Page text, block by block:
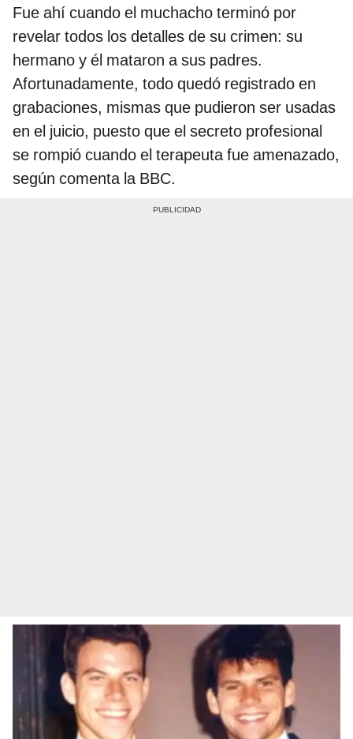
Fue ahí cuando el muchacho terminó por
revelar todos los detalles de su crimen: su
hermano y él mataron a sus padres.
Afortunadamente, todo quedó registrado en
grabaciones, mismas que pudieron ser usadas
en el juicio, puesto que el secreto profesional
se rompió cuando el terapeuta fue amenazado,
según comenta la BBC.